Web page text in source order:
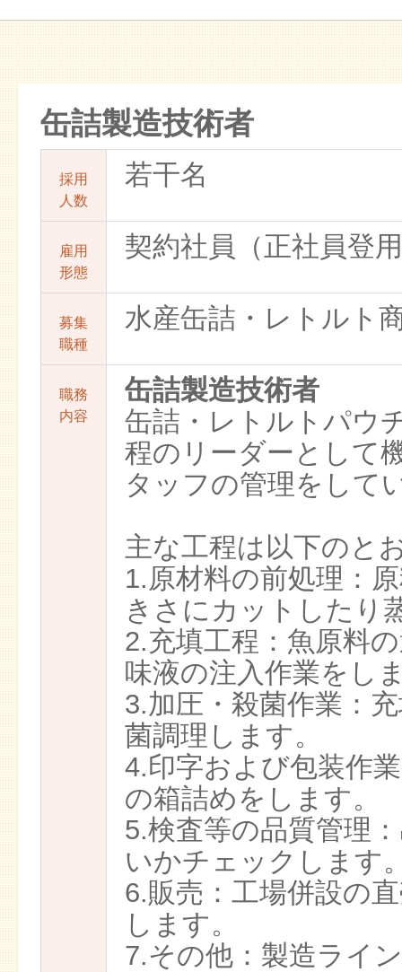
缶詰製造技術者
採用
人数
若干名
雇用
形態
契約社員（正社員登
募集
職種
水産缶詰・レトルト
職務
内容
缶詰製造技術者
缶詰・レトルトパウ
程のリーダーとして
タッフの管理をして
主な工程は以下のと
1.原材料の前処理：
きさにカットしたり
2.充填工程：魚原料
味液の注入作業をし
3.加圧・殺菌作業：
菌調理します。
4.印字および包装作
の箱詰めをします。
5.検査等の品質管理
いかチェックします
6.販売：工場併設の
します。
7.その他：製造ライ